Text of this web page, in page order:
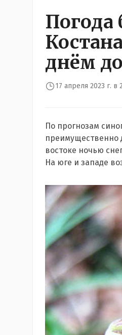
днём
17 апреля 2023 г. в
По прогнозам
преимущественно
востоке ночью
На юге и западе